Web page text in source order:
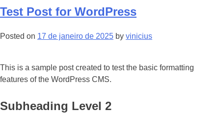
Test Post for WordPress
Posted on 17 de janeiro de 2025 by vinicius
This is a sample post created to test the basic formatting
features of the WordPress CMS.
Subheading Level 2